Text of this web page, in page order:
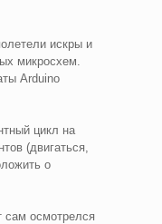
искры и
микросхем.
Arduino
цикл на
(двигаться,
о
сам осмотрелся